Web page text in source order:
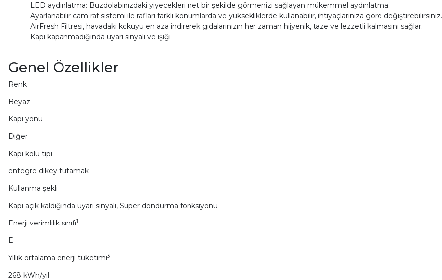
LED aydınlatma: Buzdolabınızdaki yiyecekleri net bir şekilde görmenizi sağlayan mükemmel aydınlatma.
Ayarlanabilir cam raf sistemi ile rafları farklı konumlarda ve yüksekliklerde kullanabilir, ihtiyaçlarınıza göre değiştirebilirsiniz.
AirFresh Filtresi, havadaki kokuyu en aza indirerek gıdalarınızın her zaman hijyenik, taze ve lezzetli kalmasını sağlar.
Kapı kapanmadığında uyarı sinyali ve ışığı
Genel Özellikler
Renk
Beyaz
Kapı yönü
Diğer
Kapı kolu tipi
entegre dikey tutamak
Kullanma şekli
Kapı açık kaldığında uyarı sinyali, Süper dondurma fonksiyonu
Enerji verimlilik sınıfı1
E
Yıllık ortalama enerji tüketimi3
268 kWh/yıl